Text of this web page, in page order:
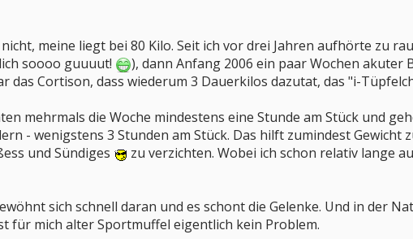
meine liegt bei 80 Kilo. Seit ich vor drei Jahren aufhörte zu
soooo guuuut!
), dann Anfang 2006 ein paar Wochen akuter
das Cortison, dass wiederum 3 Dauerkilos dazutat, das "i-
mehrmals die Woche mindestens eine Stunde am Stück und
- wenigstens 3 Stunden am Stück. Das hilft zumindest Gewicht
und Sündiges
zu verzichten. Wobei ich schon relativ lange
sich schnell daran und es schont die Gelenke. Und in der
für mich alter Sportmuffel eigentlich kein Problem.